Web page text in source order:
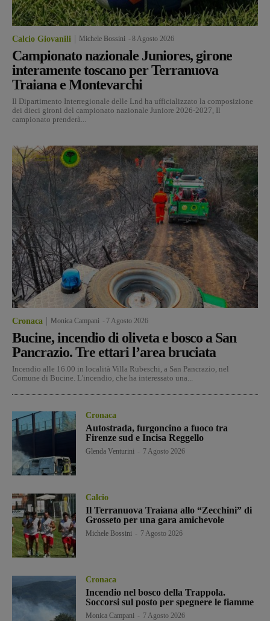
Calcio Giovanili Michele Bossini 8 Agosto 2026
Campionato nazionale Juniores, girone
interamente toscano per Terranuova
Traiana e Montevarchi
Il Dipartimento Interregionale delle Lnd ha ufficializzato la composizione
dei dieci gironi del campionato nazionale Juniore 2026-2027, Il
campionato prenderà...
Cronaca Monica Campani 7 Agosto 2026
Bucine, incendio di oliveta e bosco a San
Pancrazio. Tre ettari l’area bruciata
Incendio alle 16.00 in località Villa Rubeschi, a San Pancrazio, nel
Comune di Bucine. L'incendio, che ha interessato una...
Cronaca
Autostrada, furgoncino a fuoco tra
Firenze sud e Incisa Reggello
Glenda Venturini 7 Agosto 2026
Calcio
Il Terranuova Traiana allo “Zecchini” di
Grosseto per una gara amichevole
Michele Bossini 7 Agosto 2026
Cronaca
Incendio nel bosco della Trappola.
Soccorsi sul posto per spegnere le fiamme
Monica Campani 7 Agosto 2026